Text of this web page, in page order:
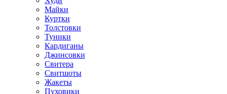
Майки
Куртки
Толстовки
Туники
Кардиганы
Джинсовки
Свитера
Свитшоты
Жакеты
Пуховики